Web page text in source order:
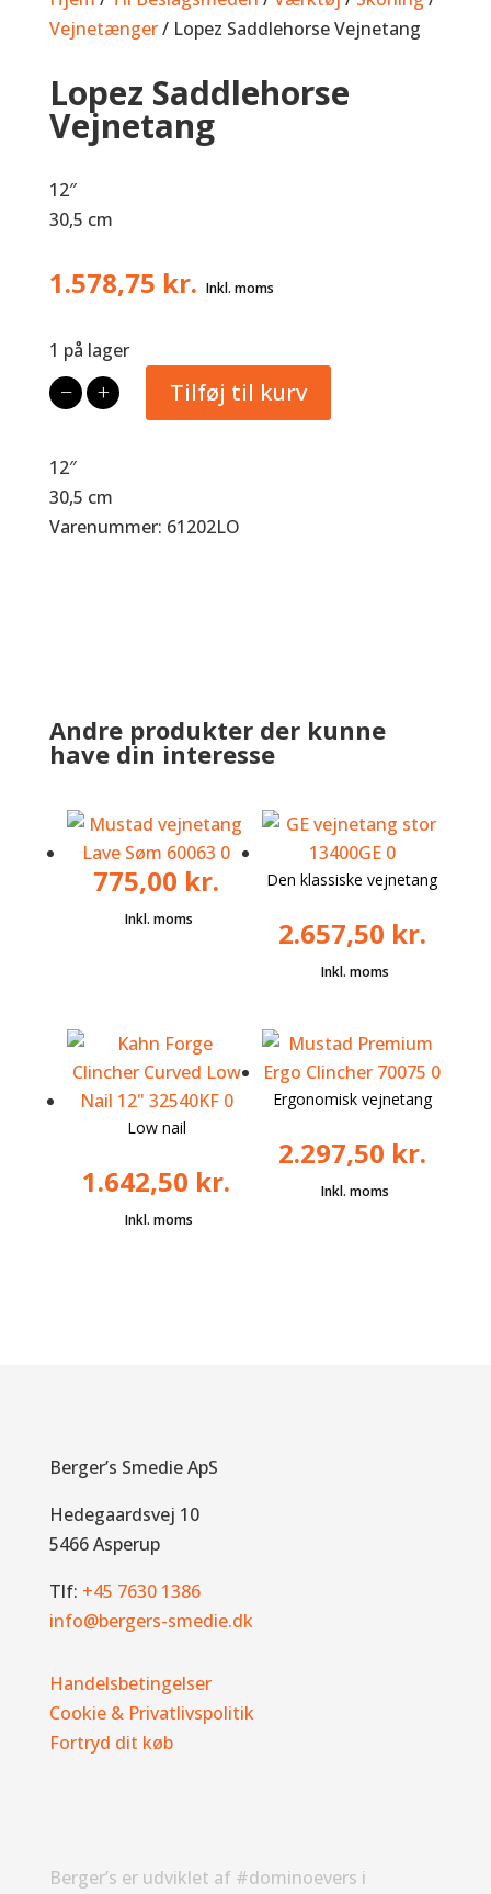
Vejnetænger/ Lopez Saddlehorse Vejnetang
Lopez Saddlehorse
Vejnetang
12″
30,5 cm
1.578,75 kr.
1 på lager
−
Lopez
Saddlehorse
+ Tilføj til kurv
12″
30,5 cm
Varenummer: 61202LO
Andre produkter der kunne
have din interesse
775,00 kr. Den klassiske vejnetang
2.657,50 kr.
Low nail
1.642,50 kr.
Ergonomisk vejnetang
2.297,50 kr.
Berger’s Smedie ApS
Hedegaardsvej 10
5466 Asperup
Tlf: +45 7630 1386
info@bergers-smedie.dk
Handelsbetingelser
Cookie & Privatlivspolitik
Fortryd dit køb
Berger’s er udviklet af #dominoevers i